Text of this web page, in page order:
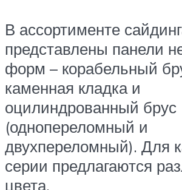
В ассортименте
представлены панели
форм – корабельный
каменная кладка и
оцилиндрованный брус
(однопереломный и
двухпереломный). Для
серии предлагаются
цвета.